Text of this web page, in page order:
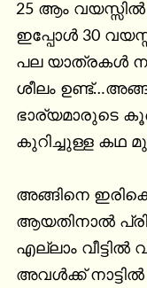
25 ആം
ഇപ്പോൾ 30
പല യാത്രകൾ
ശീലം
ഭാര്യമാരുടെ
കുറിച്ചുള്ള കഥ
അങ്ങിനെ
ആയതിനാൽ
എല്ലാം
അവൾക്ക്